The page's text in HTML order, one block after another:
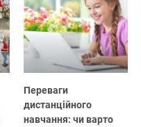
Переваги
дистанційного
навчання: чи варто